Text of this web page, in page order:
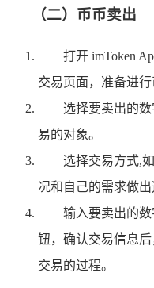
（二）币币卖出
打开 imToken
交易页面，准备进行
选择要卖出的
易的对象。
选择交易方式,
况和自己的需求做出
输入要卖出的
钮，确认交易信息
交易的过程。